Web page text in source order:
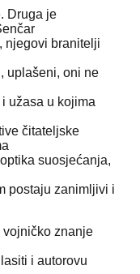
Druga je
njegovi branitelji
uplašeni, oni ne
užasa u kojima
čitateljske
suosjećanja,
postaju zanimljivi i
vojničko znanje
i autorovu